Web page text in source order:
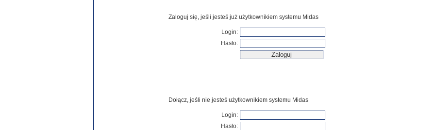
Zaloguj się, jeśli jesteś już użytkownikiem systemu Midas
Login:
Hasło:
Dołącz, jeśli nie jesteś użytkownikiem systemu Midas
Login:
Hasło: